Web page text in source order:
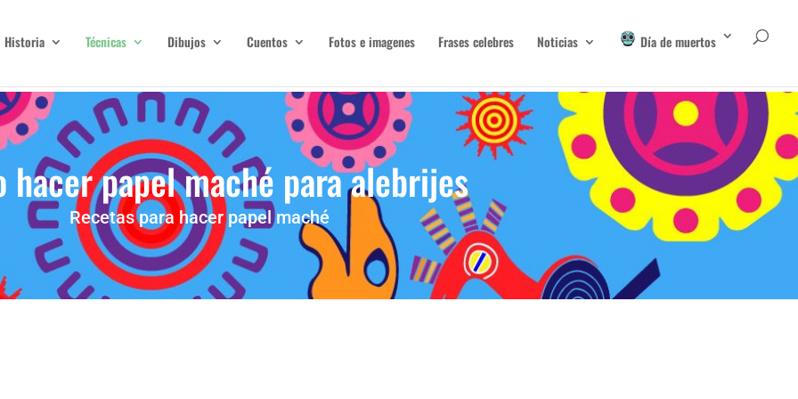
Historia Técnicas Dibujos Cuentos Fotos e imagenes Frases celebres Noticias Día de muertos
hacer papel maché para alebrijes
Recetas para hacer papel maché